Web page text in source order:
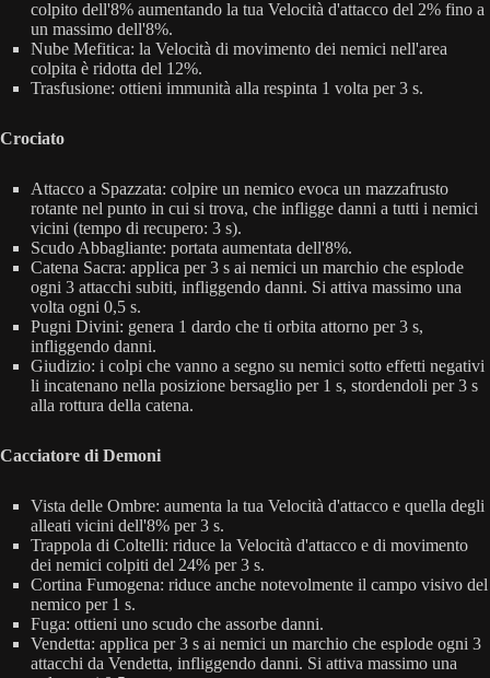
colpito dell'8% aumentando la tua Velocità d'attacco del 2% fino a
un massimo dell'8%.
Nube Mefitica: la Velocità di movimento dei nemici nell'area
colpita è ridotta del 12%.
Trasfusione: ottieni immunità alla respinta 1 volta per 3 s.
Crociato
Attacco a Spazzata: colpire un nemico evoca un mazzafrusto
rotante nel punto in cui si trova, che infligge danni a tutti i nemici
vicini (tempo di recupero: 3 s).
Scudo Abbagliante: portata aumentata dell'8%.
Catena Sacra: applica per 3 s ai nemici un marchio che esplode
ogni 3 attacchi subiti, infliggendo danni. Si attiva massimo una
volta ogni 0,5 s.
Pugni Divini: genera 1 dardo che ti orbita attorno per 3 s,
infliggendo danni.
Giudizio: i colpi che vanno a segno su nemici sotto effetti negativi
li incatenano nella posizione bersaglio per 1 s, stordendoli per 3 s
alla rottura della catena.
Cacciatore di Demoni
Vista delle Ombre: aumenta la tua Velocità d'attacco e quella degli
alleati vicini dell'8% per 3 s.
Trappola di Coltelli: riduce la Velocità d'attacco e di movimento
dei nemici colpiti del 24% per 3 s.
Cortina Fumogena: riduce anche notevolmente il campo visivo del
nemico per 1 s.
Fuga: ottieni uno scudo che assorbe danni.
Vendetta: applica per 3 s ai nemici un marchio che esplode ogni 3
attacchi da Vendetta, infliggendo danni. Si attiva massimo una